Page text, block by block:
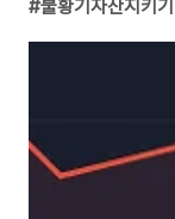
불황기자산지키기